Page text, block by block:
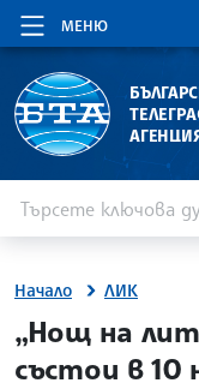
МЕНЮ
Начало ЛИК
site.bta
„Нощ на
състои в 10